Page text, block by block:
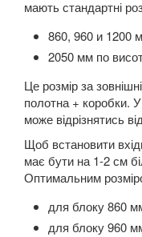
мають стандартні
860, 960 и 1200
2050 мм по
Це розмір за
полотна + коробки.
може відрізнятись
Щоб встановити
має бути на 1-2 см
Оптимальним
для блоку 860
для блоку 960